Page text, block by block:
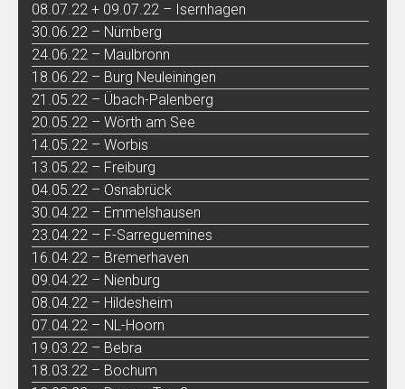
08.07.22 + 09.07.22 – Isernhagen
30.06.22 – Nürnberg
24.06.22 – Maulbronn
18.06.22 – Burg Neuleiningen
21.05.22 – Übach-Palenberg
20.05.22 – Wörth am See
14.05.22 – Worbis
13.05.22 – Freiburg
04.05.22 – Osnabrück
30.04.22 – Emmelshausen
23.04.22 – F-Sarreguemines
16.04.22 – Bremerhaven
09.04.22 – Nienburg
08.04.22 – Hildesheim
07.04.22 – NL-Hoorn
19.03.22 – Bebra
18.03.22 – Bochum